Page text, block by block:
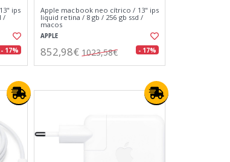
ips
/
- 17%
Apple macbook neo cítrico / 13" ips
liquid retina / 8 gb / 256 gb ssd /
macos
APPLE
852,98€ 1023,58€ - 17%